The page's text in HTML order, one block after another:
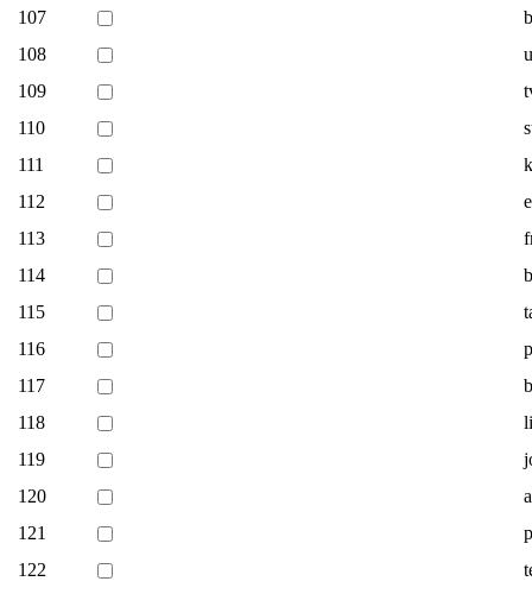
107
108
109
110
111
112
113
114
115
116
117
118
119
120
121
122